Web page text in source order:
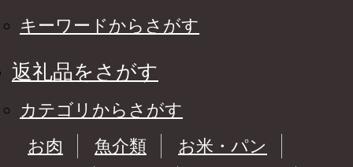
キーワードからさがす
返礼品をさがす
カテゴリからさがす
お肉
魚介類
お米・パン